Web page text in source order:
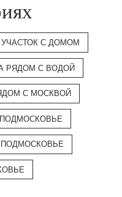
УЧАСТОК С ДОМОМ
РЯДОМ С ВОДОЙ
С МОСКВОЙ